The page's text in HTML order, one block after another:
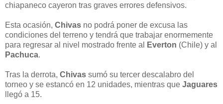
chiapaneco cayeron tras graves errores defensivos.
Esta ocasión, Chivas no podrá poner de excusa las
condiciones del terreno y tendrá que trabajar enormemente
para regresar al nivel mostrado frente al
Everton (Chile) y al
Pachuca.
Tras la derrota, Chivas sumó su tercer descalabro del
torneo y se estancó en 12 unidades, mientras que Jaguares
llegó a 15.